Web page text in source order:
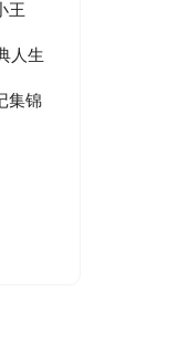
王
人生
66
集锦